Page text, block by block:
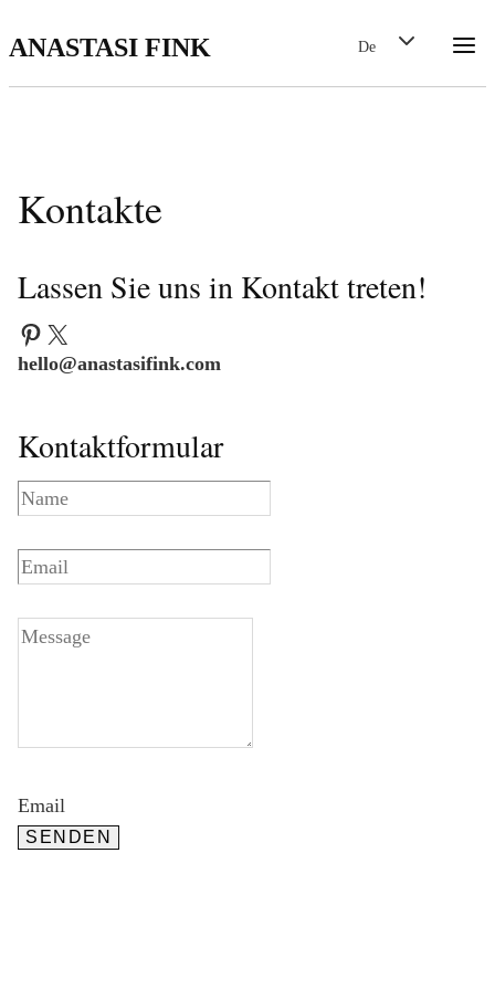
Inhalt
springen
ANASTASI FINK De
Untermenü
umschalten
Kontakte
Lassen Sie uns in Kontakt treten!
Pinterest
X
hello@anastasifink.com
Kontaktformular
Email
SENDEN